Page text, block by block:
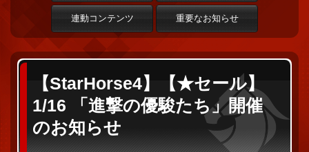
連動コンテンツ 重要なお知らせ
【StarHorse4】【★セール】
1/16 「進撃の優駿たち」開催
のお知らせ